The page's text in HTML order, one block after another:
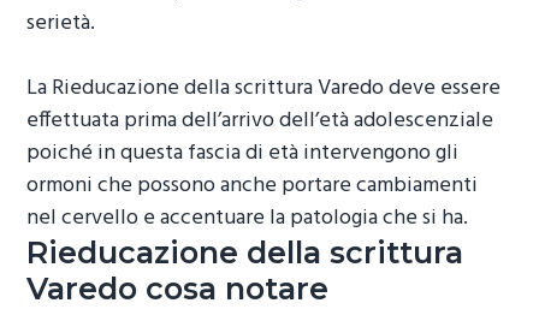
serietà.
LaRieducazione della scrittura Varedodeve essere
effettuata prima dell’arrivo dell’età adolescenziale
poiché in questa fascia di età intervengono gli
ormoni che possono anche portare cambiamenti
nel cervello e accentuare la patologia che si ha.
Rieducazione della scrittura
Varedo cosa notare